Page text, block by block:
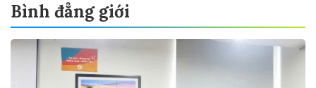
Bình đẳng giới